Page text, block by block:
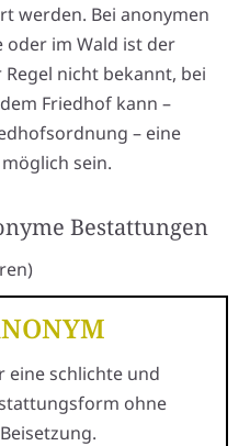
werden. Bei anonymen
oder im Wald ist der
nicht bekannt, bei
Friedhof kann –
– eine
sein.
Bestattungen
eine schlichte und
ohne